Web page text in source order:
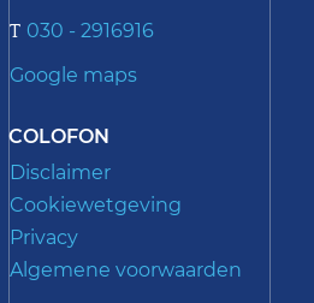
T 030 - 2916916
Google maps
COLOFON
Disclaimer
Cookiewetgeving
Privacy
Algemene voorwaarden